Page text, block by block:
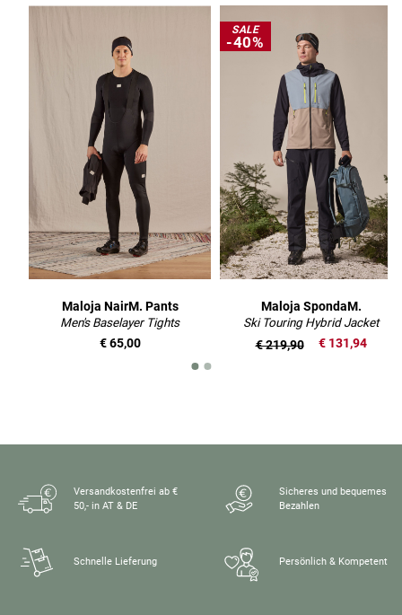
Maloja NairM. Pants
Men's Baselayer Tights
€ 65,00
SALE
-40%
Maloja SpondaM.
Ski Touring Hybrid Jacket
€ 131,94
€ 219,90
Versandkostenfrei ab €
50,- in AT & DE
Sicheres und bequemes
Bezahlen
Schnelle Lieferung Persönlich & Kompetent